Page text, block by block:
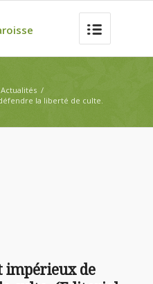
Actualités /
la liberté de culte.
impérieux de